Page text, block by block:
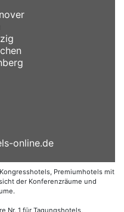
online.de
Premiumhotels mit
der Konferenzräume und